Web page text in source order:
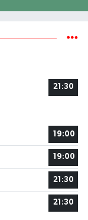
21:30
19:00
19:00
21:30
21:30